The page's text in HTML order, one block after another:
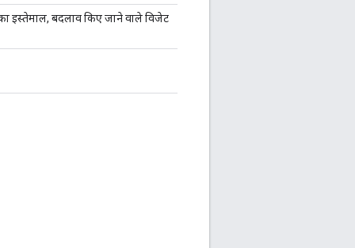
इस्तेमाल, बदलाव किए जाने वाले विजेट